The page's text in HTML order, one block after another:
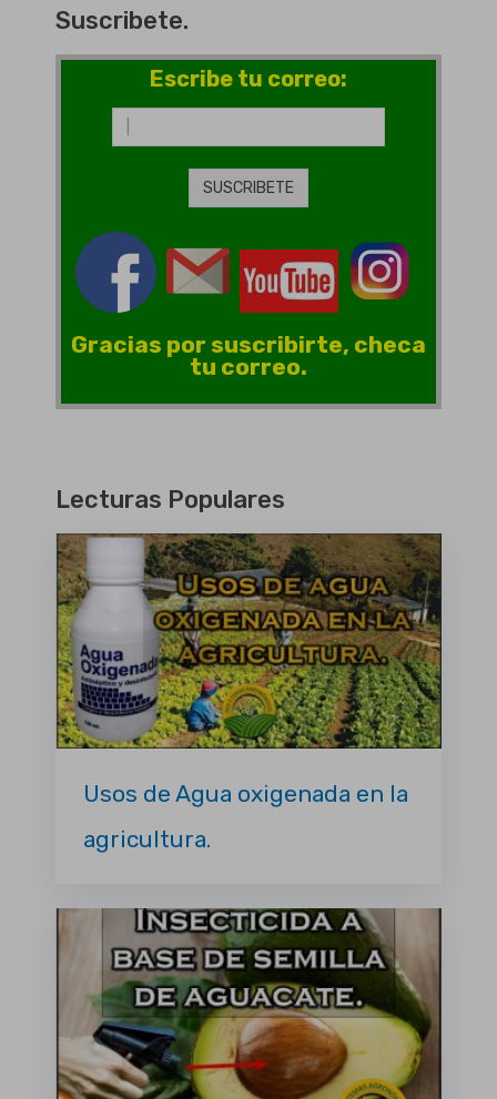
Suscribete.
Escribe tu correo:
Gracias por suscribirte, checa
tu correo.
Lecturas Populares
Usos de Agua oxigenada en la
agricultura.